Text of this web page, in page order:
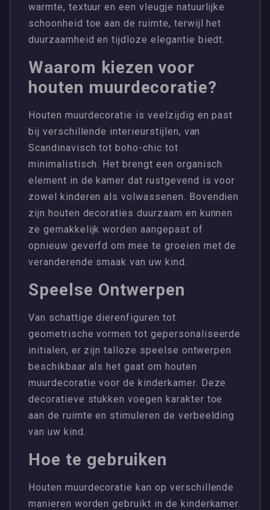
warmte, textuur en een vleugje natuurlijke
schoonheid toe aan de ruimte, terwijl het
duurzaamheid en tijdloze elegantie biedt.
Waarom kiezen voor
houten muurdecoratie?
Houten muurdecoratie is veelzijdig en past
bij verschillende interieurstijlen, van
Scandinavisch tot boho-chic tot
minimalistisch. Het brengt een organisch
element in de kamer dat rustgevend is voor
zowel kinderen als volwassenen. Bovendien
zijn houten decoraties duurzaam en kunnen
ze gemakkelijk worden aangepast of
opnieuw geverfd om mee te groeien met de
veranderende smaak van uw kind.
Speelse Ontwerpen
Van schattige dierenfiguren tot
geometrische vormen tot gepersonaliseerde
initialen, er zijn talloze speelse ontwerpen
beschikbaar als het gaat om houten
muurdecoratie voor de kinderkamer. Deze
decoratieve stukken voegen karakter toe
aan de ruimte en stimuleren de verbeelding
van uw kind.
Hoe te gebruiken
Houten muurdecoratie kan op verschillende
manieren worden gebruikt in de kinderkamer.